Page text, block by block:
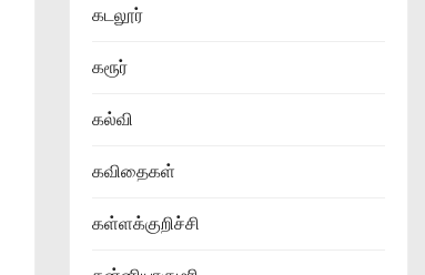
கடலூர்
கரூர்
கல்வி
கவிதைகள்
கள்ளக்குறிச்சி